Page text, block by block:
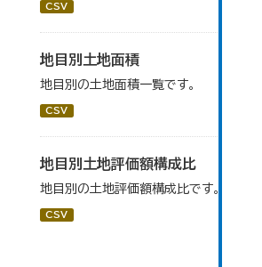
CSV
地目別土地面積
地目別の土地面積一覧です。
CSV
地目別土地評価額構成比
地目別の土地評価額構成比です。
CSV